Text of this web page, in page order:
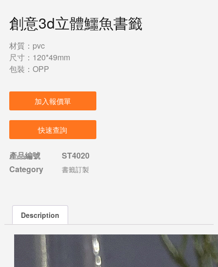
創意3d立體鱷魚書籤
材質：pvc
尺寸：120*49mm
包裝：OPP
加入報價單
快速查詢
產品編號
ST4020
Category
書籤訂製
Description